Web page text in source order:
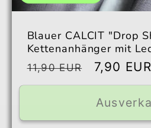
Blauer CALCIT "Drop
Kettenanhänger mit
Normaler
Preis
11,90 EUR 7,90 EUR